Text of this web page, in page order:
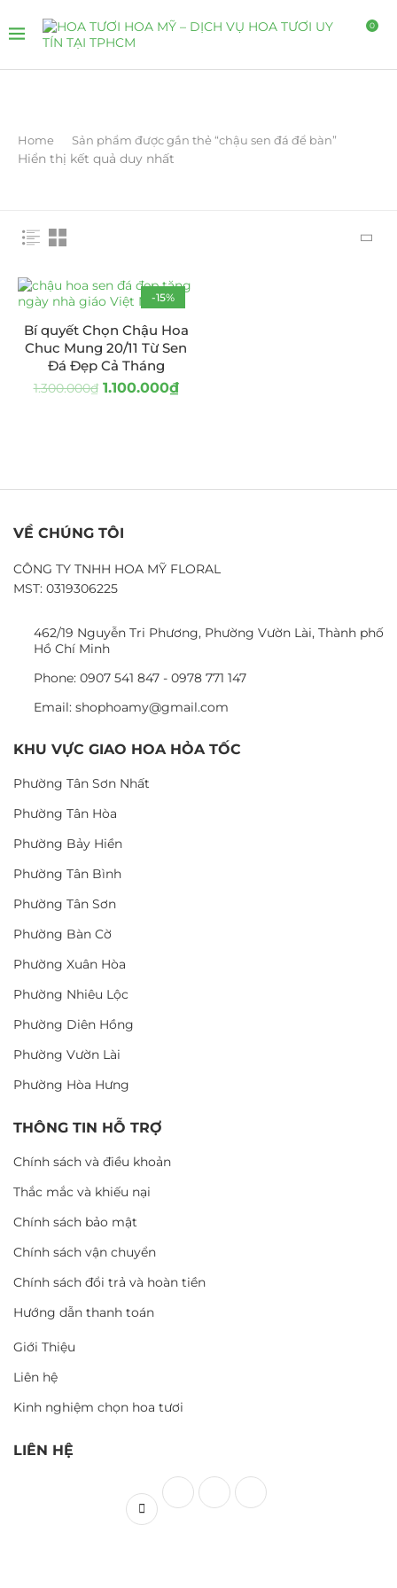
0
Home Sản phẩm được gắn thẻ “chậu sen đá để bàn”
Hiển thị kết quả duy nhất
-15%
Bí quyết Chọn Chậu Hoa
Chuc Mung 20/11 Từ Sen
Đá Đẹp Cả Tháng
1.300.000₫ 1.100.000₫
VỀ CHÚNG TÔI
CÔNG TY TNHH HOA MỸ FLORAL
MST: 0319306225
462/19 Nguyễn Tri Phương, Phường Vườn Lài, Thành phố
Hồ Chí Minh
Phone: 0907 541 847 - 0978 771 147
Email: shophoamy@gmail.com
KHU VỰC GIAO HOA HỎA TỐC
Phường Tân Sơn Nhất
Phường Tân Hòa
Phường Bảy Hiền
Phường Tân Bình
Phường Tân Sơn
Phường Bàn Cờ
Phường Xuân Hòa
Phường Nhiêu Lộc
Phường Diên Hồng
Phường Vườn Lài
Phường Hòa Hưng
THÔNG TIN HỖ TRỢ
Chính sách và điều khoản
Thắc mắc và khiếu nại
Chính sách bảo mật
Chính sách vận chuyển
Chính sách đổi trả và hoàn tiền
Hướng dẫn thanh toán
Giới Thiệu
Liên hệ
Kinh nghiệm chọn hoa tươi
LIÊN HỆ